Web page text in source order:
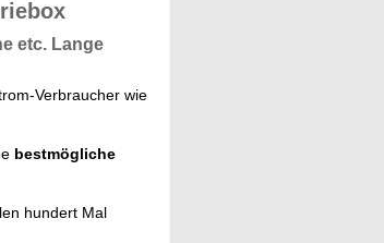
etc. Lange
Verbraucher wie
bestmögliche
hundert Mal